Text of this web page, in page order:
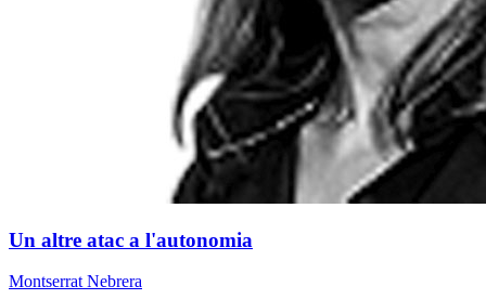
Un altre atac a l'autonomia
Montserrat Nebrera